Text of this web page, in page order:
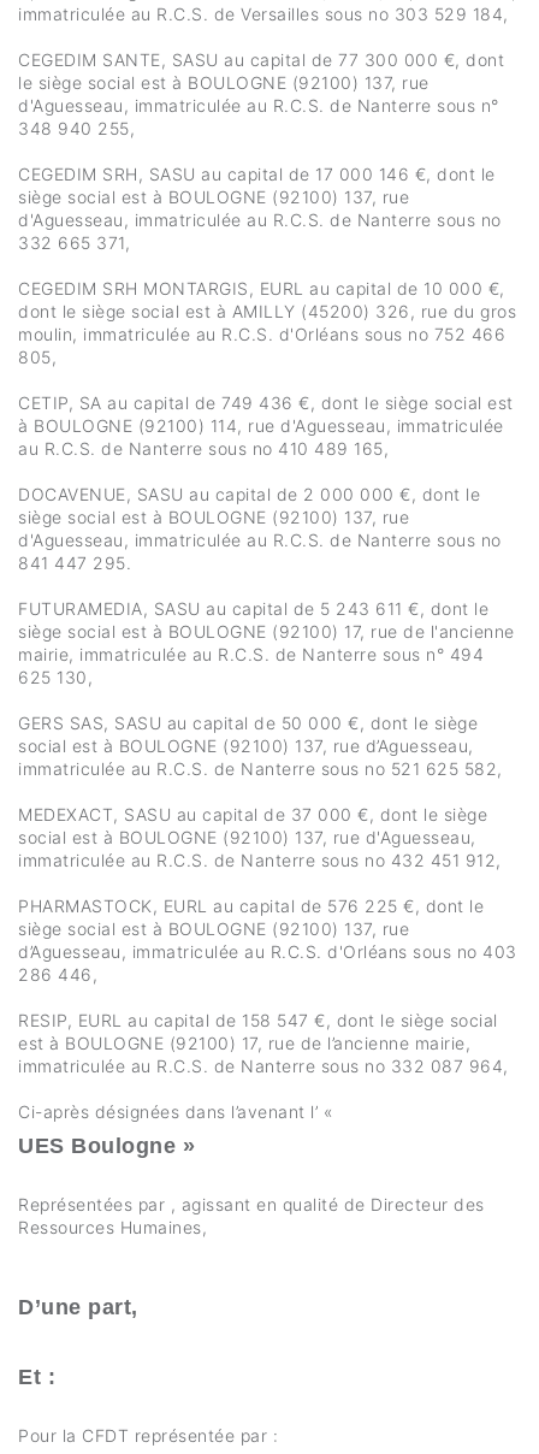
immatriculée au R.C.S. de Versailles sous no 303 529 184,
CEGEDIM SANTE, SASU au capital de 77 300 000 €, dont
le siège social est à BOULOGNE (92100) 137, rue
d'Aguesseau, immatriculée au R.C.S. de Nanterre sous n°
348 940 255,
CEGEDIM SRH, SASU au capital de 17 000 146 €, dont le
siège social est à BOULOGNE (92100) 137, rue
d'Aguesseau, immatriculée au R.C.S. de Nanterre sous no
332 665 371,
CEGEDIM SRH MONTARGIS, EURL au capital de 10 000 €,
dont le siège social est à AMILLY (45200) 326, rue du gros
moulin, immatriculée au R.C.S. d'Orléans sous no 752 466
805,
CETIP, SA au capital de 749 436 €, dont le siège social est
à BOULOGNE (92100) 114, rue d'Aguesseau, immatriculée
au R.C.S. de Nanterre sous no 410 489 165,
DOCAVENUE, SASU au capital de 2 000 000 €, dont le
siège social est à BOULOGNE (92100) 137, rue
d'Aguesseau, immatriculée au R.C.S. de Nanterre sous no
841 447 295.
FUTURAMEDIA, SASU au capital de 5 243 611 €, dont le
siège social est à BOULOGNE (92100) 17, rue de l'ancienne
mairie, immatriculée au R.C.S. de Nanterre sous n° 494
625 130,
GERS SAS, SASU au capital de 50 000 €, dont le siège
social est à BOULOGNE (92100) 137, rue d’Aguesseau,
immatriculée au R.C.S. de Nanterre sous no 521 625 582,
MEDEXACT, SASU au capital de 37 000 €, dont le siège
social est à BOULOGNE (92100) 137, rue d'Aguesseau,
immatriculée au R.C.S. de Nanterre sous no 432 451 912,
PHARMASTOCK, EURL au capital de 576 225 €, dont le
siège social est à BOULOGNE (92100) 137, rue
d’Aguesseau, immatriculée au R.C.S. d'Orléans sous no 403
286 446,
RESIP, EURL au capital de 158 547 €, dont le siège social
est à BOULOGNE (92100) 17, rue de l’ancienne mairie,
immatriculée au R.C.S. de Nanterre sous no 332 087 964,
Ci-après désignées dans l’avenant l’ «
UES Boulogne »
Représentées par , agissant en qualité de Directeur des
Ressources Humaines,
D’une part,
Et :
Pour la CFDT représentée par :